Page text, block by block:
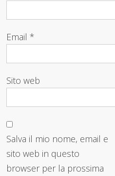
Email*
Sito web
Salva il mio nome, email e
sito web in questo
browser per la prossima